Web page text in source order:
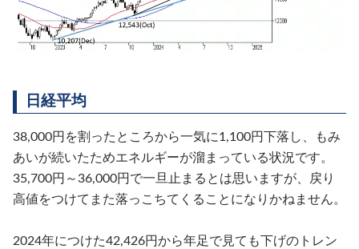
日経平均
38,000円を割ったところから一気に1,100円下落し、もみ
あいが続いたためエネルギーが溜まっている状況です。
35,700円～36,000円で一旦止まるとは思いますが、戻り
高値をつけてまた落っこちてくることになりかねません。
2024年につけた42,426円から年足で見ても下げのトレン